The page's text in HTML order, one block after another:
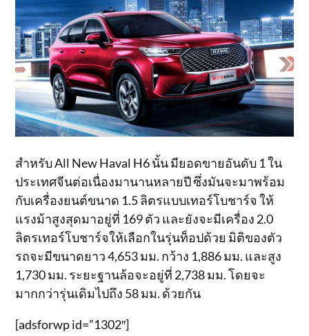
สำหรับ All New Haval H6 นั้น มียอดขายอันดับ 1 ใน
ประเทศจีนต่อเนื่องมานานหลายปี ซึ่งมันจะมาพร้อม
กับเครื่องยนต์ขนาด 1.5 ลิตรแบบเทอร์โบชาร์จ ให้
แรงม้าสูงสุดมาอยู่ที่ 169 ตัว และยังจะมีเครื่อง 2.0
ลิตรเทอร์โบชาร์จให้เลือกในรุ่นท็อปด้วย มิติของตัว
รถจะมีขนาดยาว 4,653 มม. กว้าง 1,886 มม. และสูง
1,730 มม. ระยะฐานล้อจะอยู่ที่ 2,738 มม. โดยจะ
มากกว่ารุ่นเดิมไปถึง 58 มม. ด้วยกัน
[adsforwp id=”1302″]